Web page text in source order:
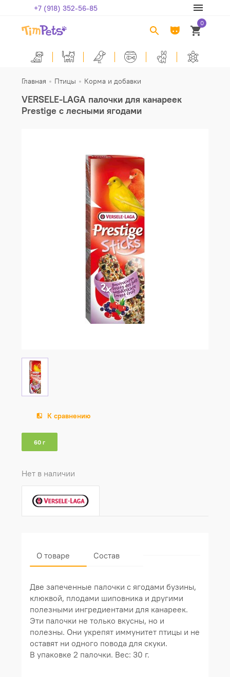
+7 (918) 352-56-85
0
Главная Птицы Корма и добавки
VERSELE-LAGA палочки для канареек
Prestige с лесными ягодами
60 г
К сравнению
Нет в наличии
О товаре Состав
Две запеченные палочки с ягодами бузины,
клюквой, плодами шиповника и другими
полезными ингредиентами для канареек.
Эти палочки не только вкусны, но и
полезны. Они укрепят иммунитет птицы и не
оставят ни одного повода для скуки.
В упаковке 2 палочки. Вес: 30 г.